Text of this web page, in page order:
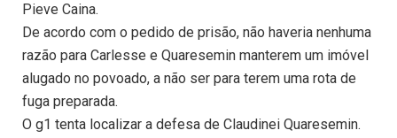
Pieve Caina.
De acordo com o pedido de prisão, não haveria nenhuma
razão para Carlesse e Quaresemin manterem um imóvel
alugado no povoado, a não ser para terem uma rota de
fuga preparada.
O g1 tenta localizar a defesa de Claudinei Quaresemin.